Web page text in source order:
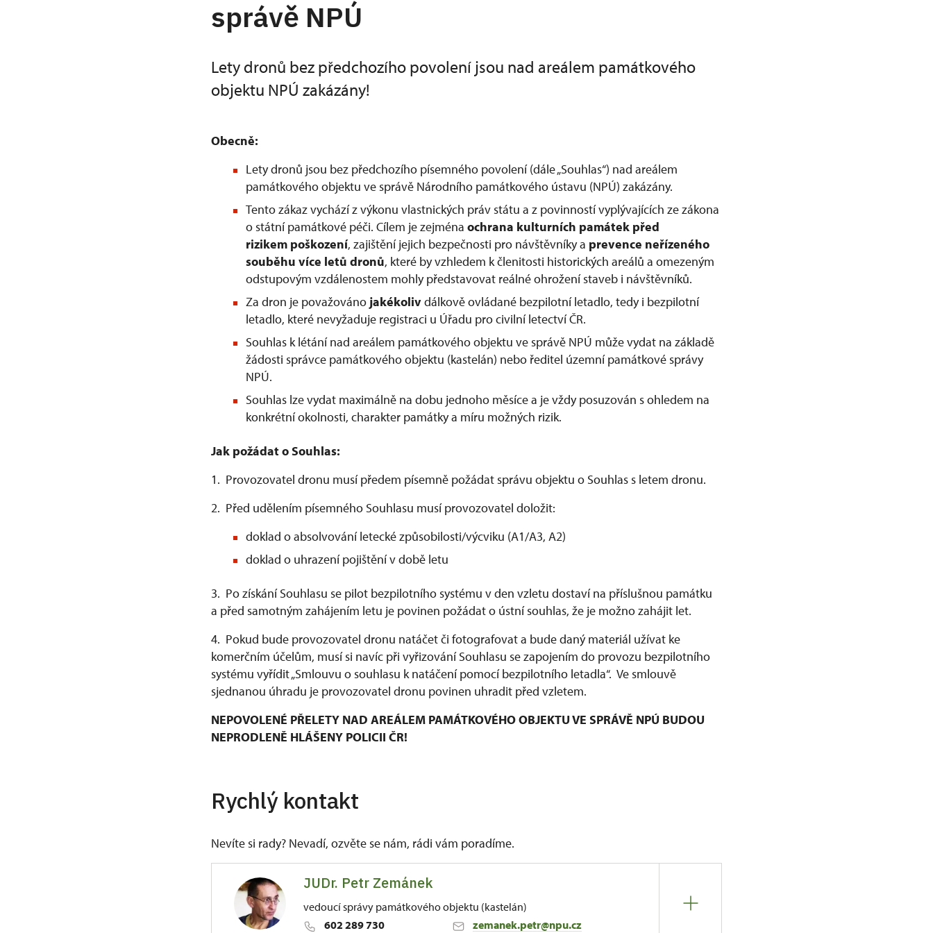
správě NPÚ
Lety dronů bez předchozího povolení jsou nad areálem památkového
objektu NPÚ zakázány!
Obecně:
Lety dronů jsou bez předchozího písemného povolení (dále „Souhlas“) nad areálem
památkového objektu ve správě Národního památkového ústavu (NPÚ) zakázány.
Tento zákaz vychází z výkonu vlastnických práv státu a z povinností vyplývajících ze zákona
o státní památkové péči. Cílem je zejména ochrana kulturních památek před
rizikem poškození, zajištění jejich bezpečnosti pro návštěvníky a prevence neřízeného
souběhu více letů dronů, které by vzhledem k členitosti historických areálů a omezeným
odstupovým vzdálenostem mohly představovat reálné ohrožení staveb i návštěvníků.
Za dron je považováno jakékolivdálkově ovládané bezpilotní letadlo, tedy i bezpilotní
letadlo, které nevyžaduje registraci u Úřadu pro civilní letectví ČR.
Souhlas k létání nad areálem památkového objektu ve správě NPÚ může vydat na základě
žádosti správce památkového objektu (kastelán) nebo ředitel územní památkové správy
NPÚ.
Souhlas lze vydat maximálně na dobu jednoho měsíce a je vždy posuzován s ohledem na
konkrétní okolnosti, charakter památky a míru možných rizik.
Jak požádat o Souhlas:
1. Provozovatel dronu musí předem písemně požádat správu objektu o Souhlas s letem dronu.
2. Před udělením písemného Souhlasu musí provozovatel doložit:
doklad o absolvování letecké způsobilosti/výcviku (A1/A3, A2)
doklad o uhrazení pojištění v době letu
3. Po získání Souhlasu se pilot bezpilotního systému v den vzletu dostaví na příslušnou památku
a před samotným zahájením letu je povinen požádat o ústní souhlas, že je možno zahájit let.
4. Pokud bude provozovatel dronu natáčet či fotografovat a bude daný materiál užívat ke
komerčním účelům, musí si navíc při vyřizování Souhlasu se zapojením do provozu bezpilotního
systému vyřídit „Smlouvu o souhlasu k natáčení pomocí bezpilotního letadla“. Ve smlouvě
sjednanou úhradu je provozovatel dronu povinen uhradit před vzletem.
NEPOVOLENÉ PŘELETY NAD AREÁLEM PAMÁTKOVÉHO OBJEKTU VE SPRÁVĚ NPÚ BUDOU
NEPRODLENĚ HLÁŠENY POLICII ČR!
Rychlý kontakt
Nevíte si rady? Nevadí, ozvěte se nám, rádi vám poradíme.
JUDr. Petr Zemánek
vedoucí správy památkového objektu (kastelán)
602 289 730
zemanek.petr@npu.cz